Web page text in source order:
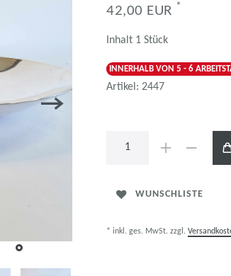
42,00 EUR *
Inhalt 1 Stück
INNERHALB VON 5 - 6
Artikel: 2447
WUNSCHLISTE
* inkl. ges. MwSt. zzgl.